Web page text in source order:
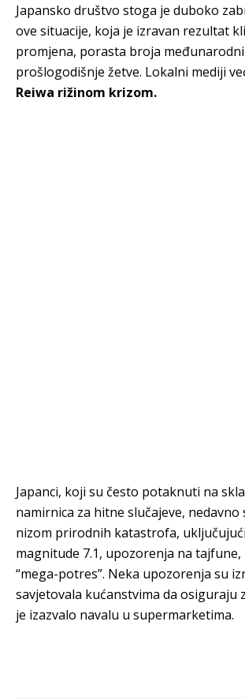
Japansko društvo stoga je duboko
ove situacije, koja je izravan rezultat
promjena, porasta broja
prošlogodišnje žetve. Lokalni mediji
Reiwa rižinom krizom.
Japanci, koji su često potaknuti na
namirnica za hitne slučajeve, nedavno
nizom prirodnih katastrofa,
magnitude 7.1, upozorenja na tajfune,
“mega-potres”. Neka upozorenja su
savjetovala kućanstvima da osiguraju
je izazvalo navalu u supermarketima.